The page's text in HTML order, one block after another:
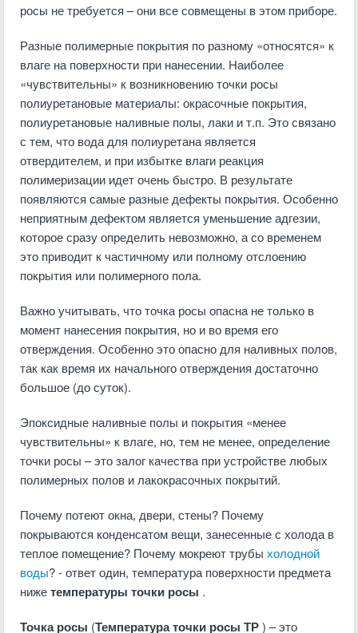
росы не требуется – они все совмещены в этом приборе.
Разные полимерные покрытия по разному «относятся» к
влаге на поверхности при нанесении. Наиболее
«чувствительны» к возникновению точки росы
полиуретановые материалы: окрасочные покрытия,
полиуретановые наливные полы, лаки и т.п. Это связано
с тем, что вода для полиуретана является
отвердителем, и при избытке влаги реакция
полимеризации идет очень быстро. В результате
появляются самые разные дефекты покрытия. Особенно
неприятным дефектом является уменьшение адгезии,
которое сразу определить невозможно, а со временем
это приводит к частичному или полному отслоению
покрытия или полимерного пола.
Важно учитывать, что точка росы опасна не только в
момент нанесения покрытия, но и во время его
отверждения. Особенно это опасно для наливных полов,
так как время их начального отверждения достаточно
большое (до суток).
Эпоксидные наливные полы и покрытия «менее
чувствительны» к влаге, но, тем не менее, определение
точки росы – это залог качества при устройстве любых
полимерных полов и лакокрасочных покрытий.
Почему потеют окна, двери, стены? Почему
покрываются конденсатом вещи, занесенные с холода в
теплое помещение? Почему мокреют трубы холодной
воды? - ответ один, температура поверхности предмета
нижетемпературы точки росы .
Точка росы (Температура точки росы ТР) – это